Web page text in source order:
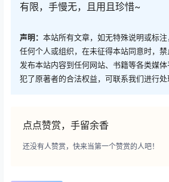
有限，手慢无，且用且珍惜~
声明： 本站所有文章，如无特殊说明或标注
任何个人或组织，在未征得本站同意时，禁
发布本站内容到任何网站、书籍等各类媒
犯了原著者的合法权益，可联系我们进行处
点点赞赏，手留余香
还没有人赞赏，快来当第一个赞赏的人吧！